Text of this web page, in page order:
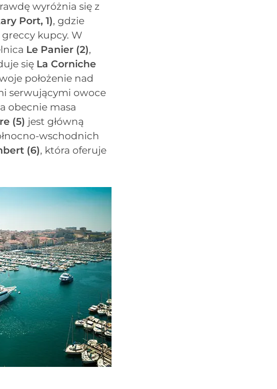
wyróżnia się z
Port, 1), gdzie
kupcy. W
Le Panier (2),
się La Corniche
położenie nad
serwującymi owoce
obecnie masa
(5) jest główną
wschodnich
(6), która oferuje